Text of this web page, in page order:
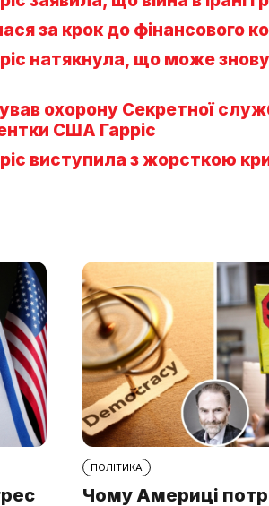
за крок до фінансового
натякнула, що може
охорону Секретної
США Гарріс
виступила з жорсткою
ПОЛІТИКА
Чому Америці